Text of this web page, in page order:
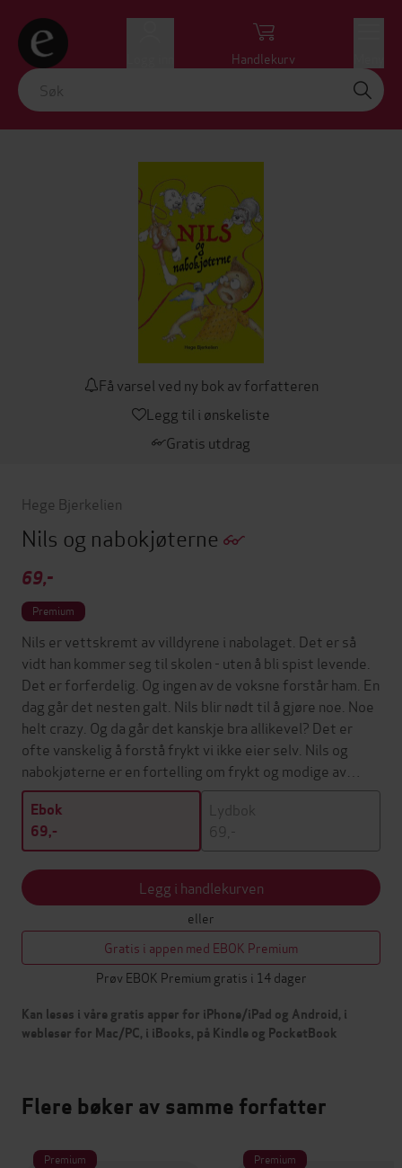
Handlekurv
Få varsel ved ny bok av forfatteren
Legg til i ønskeliste
Gratis utdrag
Hege Bjerkelien
Nils og nabokjøterne
69,-
Premium
Nils er vettskremt av villdyrene i nabolaget. Det er så
vidt han kommer seg til skolen - uten å bli spist levende.
Det er forferdelig. Og ingen av de voksne forstår ham. En
dag går det nesten galt. Nils blir nødt til å gjøre noe. Noe
helt crazy. Og da går det kanskje bra allikevel? Det er
ofte vanskelig å forstå frykt vi ikke eier selv. Nils og
nabokjøterne er en fortelling om frykt og modige av…
Ebok
69,-
Lydbok
69,-
Legg i handlekurven
eller
Gratis i appen med EBOK Premium
Prøv EBOK Premium gratis i 14 dager
Kan leses i våre gratis apper for iPhone/iPad og Android, i
webleser for Mac/PC, i iBooks, på Kindle og PocketBook
Flere bøker av samme forfatter
Premium Premium